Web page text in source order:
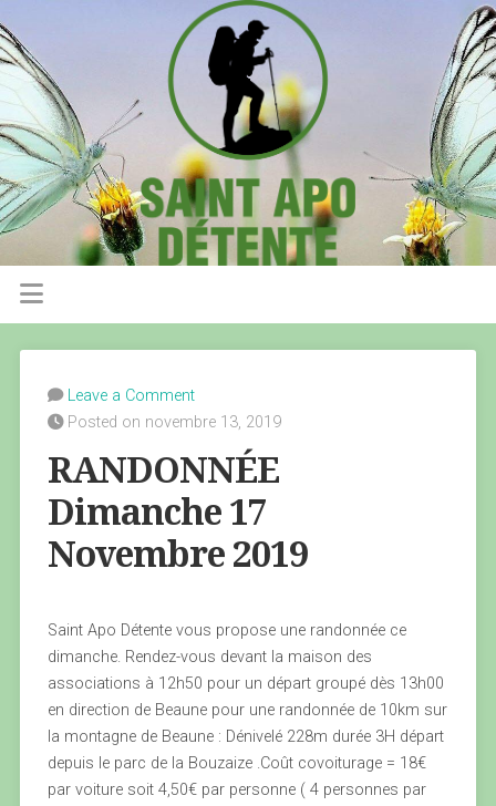
Leave a Comment
Posted on novembre 13, 2019
RANDONNÉE
Dimanche 17
Novembre 2019
Saint Apo Détente vous propose une randonnée ce
dimanche. Rendez-vous devant la maison des
associations à 12h50 pour un départ groupé dès 13h00
en direction de Beaune pour une randonnée de 10km sur
la montagne de Beaune : Dénivelé 228m durée 3H départ
depuis le parc de la Bouzaize .Coût covoiturage = 18€
par voiture soit 4,50€ par personne ( 4 personnes par